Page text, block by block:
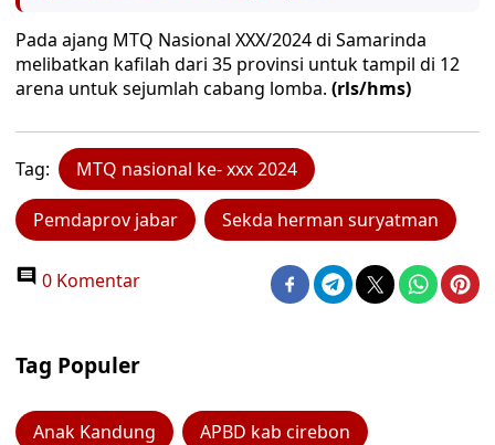
Pada ajang MTQ Nasional XXX/2024 di Samarinda
melibatkan kafilah dari 35 provinsi untuk tampil di 12
arena untuk sejumlah cabang lomba. (rls/hms)
Tag: MTQ nasional ke- xxx 2024
Pemdaprov jabar Sekda herman suryatman
0 Komentar
Tag Populer
Anak Kandung APBD kab cirebon